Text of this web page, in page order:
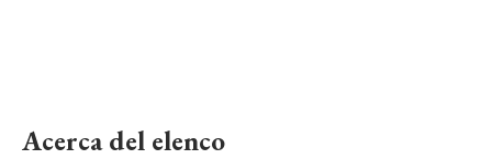
Acerca del elenco